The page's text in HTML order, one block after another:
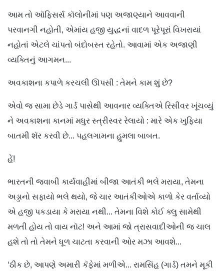
આમ તો ઑફિસર્સ કૉલોનીમાં પણ અજાણ્યાને આવવાની
પરવાનગી નહોતી, એમાંય હજી યુદ્ધનાં વાદળ પૂરેપૂરાં વિખરાયાં
નહોતાં એટલે ચાંપતો બંદોબસ્ત રહેતો. આવામાં એક અજાણી
વ્યક્તિનું આગમન...
અવકાશના કપાળે કરચલી ઊપસી : તેમને કામ શું છે?
એવો જ સામા છેડે ગાર્ડ પાસેથી આવનાર વ્યક્તિએ રિસીવર ખૂંચવ્યું
ને અવકાશના કાનમાં મધુર સ્ત્રીસ્વર રેલાયો : મારે એક ખુફિયા
બાતમી શૅર કરવી છે... પહલગામના હુમલા બાબત.
હેં!
ભારતની જવાબી કાર્યવાહીમાં બીજા આતંકી ભલે મરાયા, તેમના
અડ્ડાનો સફાયો ભલે થયો, જે ચાર આતંકીઓએ કાળો કેર વર્તાવ્યો
એ હજી પકડાયા કે મરાયા નથી... તેમના વિશે કોઈ ક્લુ સામેથી
મળતી હોય તો વાય નૉટ! અને આમાં જો ત્રાસવાદીઓની જ ચાલ
હશે તો તો તેમને ધૂળ ચાટતા કરવાની ઓર મઝા આવશે...
‘ઠીક છે, આપણે અમારી કૅફેમાં મળીએ... રામસિંહ (ગાર્ડ) તમને મૂકી